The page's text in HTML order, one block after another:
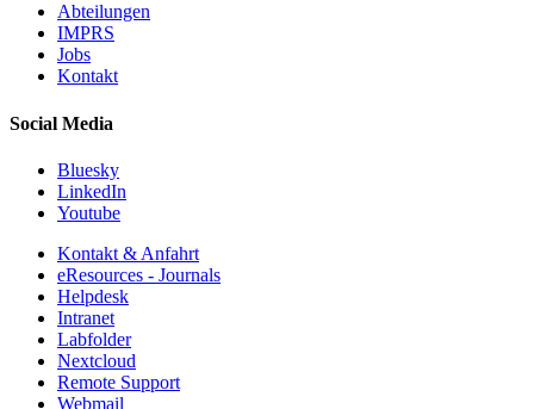
Abteilungen
IMPRS
Jobs
Kontakt
Social Media
Bluesky
LinkedIn
Youtube
Kontakt & Anfahrt
eResources - Journals
Helpdesk
Intranet
Labfolder
Nextcloud
Remote Support
Webmail